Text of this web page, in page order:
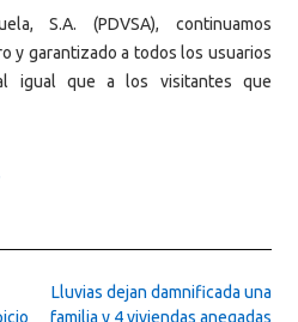
S.A. (PDVSA), continuamos
y garantizado a todos los usuarios
igual que a los visitantes que
Lluvias dejan damnificada una
familia y 4 viviendas anegadas